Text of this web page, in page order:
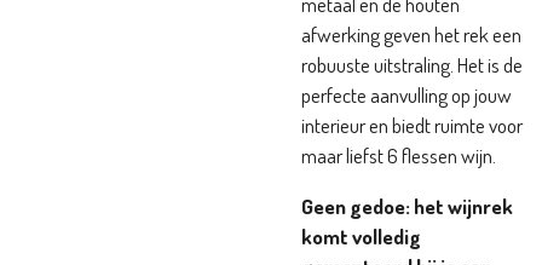
afwerking geven het rek een
robuuste uitstraling. Het is de
perfecte aanvulling op jouw
interieur en biedt ruimte voor
maar liefst 6 flessen wijn.
Geen gedoe: het wijnrek
komt volledig